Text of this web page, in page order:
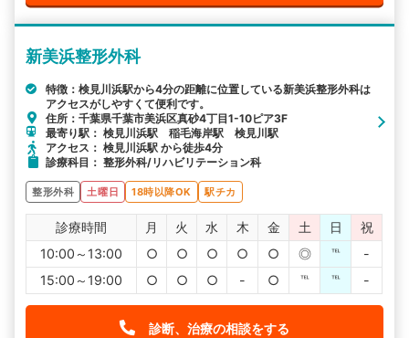
新美浜整形外科
特徴：検見川浜駅から4分の距離に位置している新美浜整形外科は
アクセスがしやすくて便利です。
住所：千葉県千葉市美浜区真砂4丁目1-10ピア3F
最寄り駅： 検見川浜駅 稲毛海岸駅 検見川駅
アクセス： 検見川浜駅 から徒歩4分
診療科目： 整形外科/リハビリテーション科
整形外科 土曜日 18時以降OK 駅チカ
診療時間 月 火 水 木 金 土 日
祝
10:00～13:00
○ ○ ○ ○ ○ ◎ ℡
-
15:00～19:00
○ ○ ○ - ○ ℡ ℡ -
診断、治療の相談をする